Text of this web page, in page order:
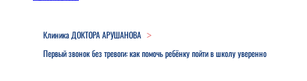
Клиника ДОКТОРА АРУШАНОВА >
Первый звонок без тревоги: как помочь ребёнку пойти в школу уверенно